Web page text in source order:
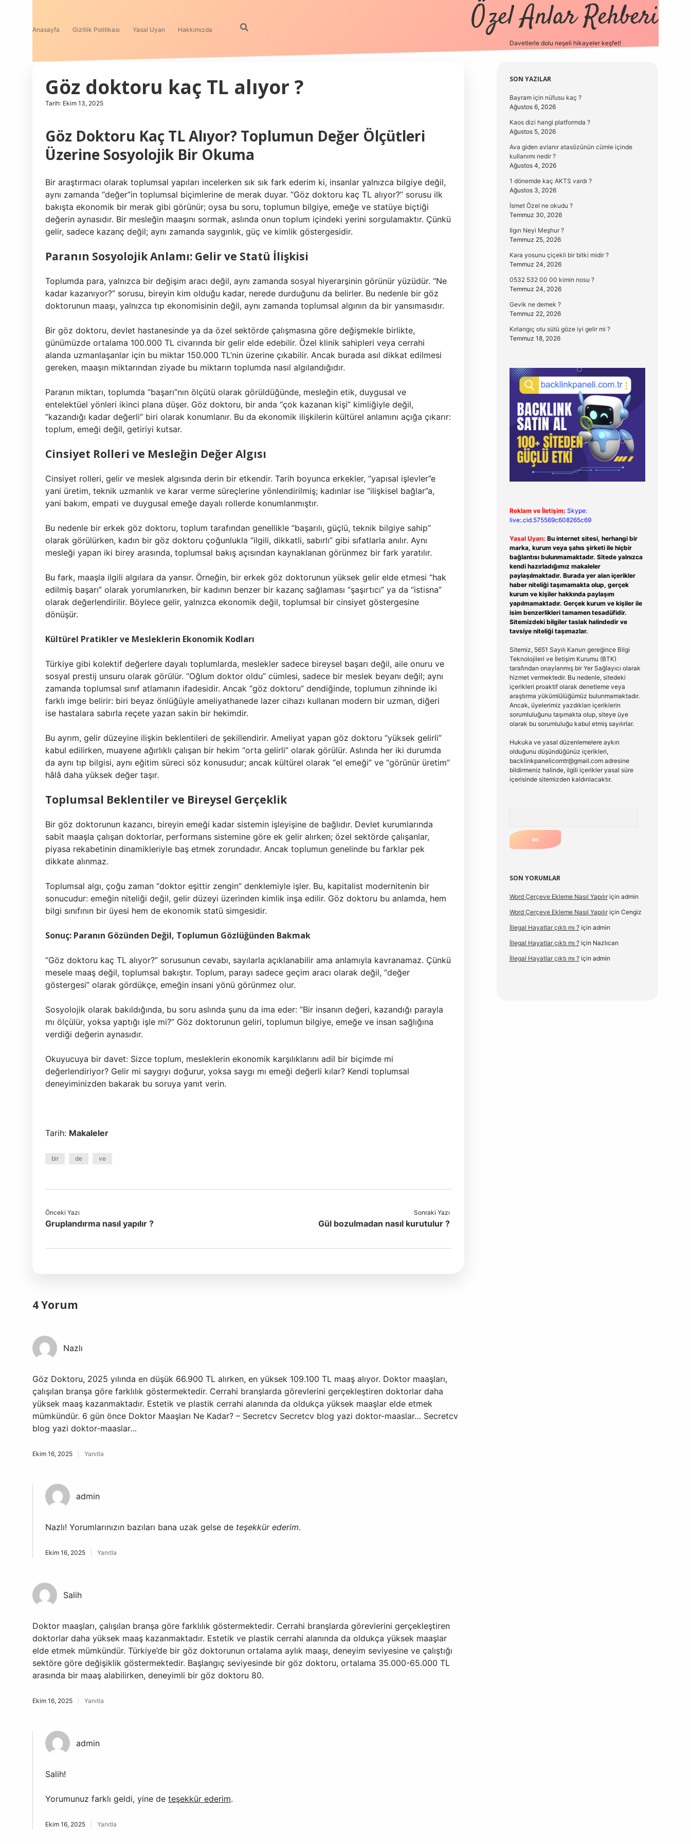
Anasayfa Gizlilik Politikası Yasal Uyarı Hakkımızda Özel Anlar Rehberi
Davetlerle dolu neşeli hikayeler keşfet!
Göz doktoru kaç TL alıyor ?
Tarih: Ekim 13, 2025
Göz Doktoru Kaç TL Alıyor? Toplumun Değer Ölçütleri
Üzerine Sosyolojik Bir Okuma
Bir araştırmacı olarak toplumsal yapıları incelerken sık sık fark ederim ki, insanlar yalnızca bilgiye değil,
aynı zamanda “değer”in toplumsal biçimlerine de merak duyar. “Göz doktoru kaç TL alıyor?” sorusu ilk
bakışta ekonomik bir merak gibi görünür; oysa bu soru, toplumun bilgiye, emeğe ve statüye biçtiği
değerin aynasıdır. Bir mesleğin maaşını sormak, aslında onun toplum içindeki yerini sorgulamaktır. Çünkü
gelir, sadece kazanç değil; aynı zamanda saygınlık, güç ve kimlik göstergesidir.
Paranın Sosyolojik Anlamı: Gelir ve Statü İlişkisi
Toplumda para, yalnızca bir değişim aracı değil, aynı zamanda sosyal hiyerarşinin görünür yüzüdür. “Ne
kadar kazanıyor?” sorusu, bireyin kim olduğu kadar, nerede durduğunu da belirler. Bu nedenle bir göz
doktorunun maaşı, yalnızca tıp ekonomisinin değil, aynı zamanda toplumsal algının da bir yansımasıdır.
Bir göz doktoru, devlet hastanesinde ya da özel sektörde çalışmasına göre değişmekle birlikte,
günümüzde ortalama 100.000 TL civarında bir gelir elde edebilir. Özel klinik sahipleri veya cerrahi
alanda uzmanlaşanlar için bu miktar 150.000 TL’nin üzerine çıkabilir. Ancak burada asıl dikkat edilmesi
gereken, maaşın miktarından ziyade bu miktarın toplumda nasıl algılandığıdır.
Paranın miktarı, toplumda “başarı”nın ölçütü olarak görüldüğünde, mesleğin etik, duygusal ve
entelektüel yönleri ikinci plana düşer. Göz doktoru, bir anda “çok kazanan kişi” kimliğiyle değil,
“kazandığı kadar değerli” biri olarak konumlanır. Bu da ekonomik ilişkilerin kültürel anlamını açığa çıkarır:
toplum, emeği değil, getiriyi kutsar.
Cinsiyet Rolleri ve Mesleğin Değer Algısı
Cinsiyet rolleri, gelir ve meslek algısında derin bir etkendir. Tarih boyunca erkekler, “yapısal işlevler”e
yani üretim, teknik uzmanlık ve karar verme süreçlerine yönlendirilmiş; kadınlar ise “ilişkisel bağlar”a,
yani bakım, empati ve duygusal emeğe dayalı rollerde konumlanmıştır.
Bu nedenle bir erkek göz doktoru, toplum tarafından genellikle “başarılı, güçlü, teknik bilgiye sahip”
olarak görülürken, kadın bir göz doktoru çoğunlukla “ilgili, dikkatli, sabırlı” gibi sıfatlarla anılır. Aynı
mesleği yapan iki birey arasında, toplumsal bakış açısından kaynaklanan görünmez bir fark yaratılır.
Bu fark, maaşla ilgili algılara da yansır. Örneğin, bir erkek göz doktorunun yüksek gelir elde etmesi “hak
edilmiş başarı” olarak yorumlanırken, bir kadının benzer bir kazanç sağlaması “şaşırtıcı” ya da “istisna”
olarak değerlendirilir. Böylece gelir, yalnızca ekonomik değil, toplumsal bir cinsiyet göstergesine
dönüşür.
Kültürel Pratikler ve Mesleklerin Ekonomik Kodları
Türkiye gibi kolektif değerlere dayalı toplumlarda, meslekler sadece bireysel başarı değil, aile onuru ve
sosyal prestij unsuru olarak görülür. “Oğlum doktor oldu” cümlesi, sadece bir meslek beyanı değil; aynı
zamanda toplumsal sınıf atlamanın ifadesidir. Ancak “göz doktoru” dendiğinde, toplumun zihninde iki
farklı imge belirir: biri beyaz önlüğüyle ameliyathanede lazer cihazı kullanan modern bir uzman, diğeri
ise hastalara sabırla reçete yazan sakin bir hekimdir.
Bu ayrım, gelir düzeyine ilişkin beklentileri de şekillendirir. Ameliyat yapan göz doktoru “yüksek gelirli”
kabul edilirken, muayene ağırlıklı çalışan bir hekim “orta gelirli” olarak görülür. Aslında her iki durumda
da aynı tıp bilgisi, aynı eğitim süreci söz konusudur; ancak kültürel olarak “el emeği” ve “görünür üretim”
hâlâ daha yüksek değer taşır.
Toplumsal Beklentiler ve Bireysel Gerçeklik
Bir göz doktorunun kazancı, bireyin emeği kadar sistemin işleyişine de bağlıdır. Devlet kurumlarında
sabit maaşla çalışan doktorlar, performans sistemine göre ek gelir alırken; özel sektörde çalışanlar,
piyasa rekabetinin dinamikleriyle baş etmek zorundadır. Ancak toplumun genelinde bu farklar pek
dikkate alınmaz.
Toplumsal algı, çoğu zaman “doktor eşittir zengin” denklemiyle işler. Bu, kapitalist modernitenin bir
sonucudur: emeğin niteliği değil, gelir düzeyi üzerinden kimlik inşa edilir. Göz doktoru bu anlamda, hem
bilgi sınıfının bir üyesi hem de ekonomik statü simgesidir.
Sonuç: Paranın Gözünden Değil, Toplumun Gözlüğünden Bakmak
“Göz doktoru kaç TL alıyor?” sorusunun cevabı, sayılarla açıklanabilir ama anlamıyla kavranamaz. Çünkü
mesele maaş değil, toplumsal bakıştır. Toplum, parayı sadece geçim aracı olarak değil, “değer
göstergesi” olarak gördükçe, emeğin insani yönü görünmez olur.
Sosyolojik olarak bakıldığında, bu soru aslında şunu da ima eder: “Bir insanın değeri, kazandığı parayla
mı ölçülür, yoksa yaptığı işle mi?” Göz doktorunun geliri, toplumun bilgiye, emeğe ve insan sağlığına
verdiği değerin aynasıdır.
Okuyucuya bir davet: Sizce toplum, mesleklerin ekonomik karşılıklarını adil bir biçimde mi
değerlendiriyor? Gelir mi saygıyı doğurur, yoksa saygı mı emeği değerli kılar? Kendi toplumsal
deneyiminizden bakarak bu soruya yanıt verin.
Tarih: Makaleler
bir de ve
Önceki Yazı
Gruplandırma nasıl yapılır ?
Sonraki Yazı
Gül bozulmadan nasıl kurutulur ?
4 Yorum
Nazlı
Göz Doktoru, 2025 yılında en düşük 66.900 TL alırken, en yüksek 109.100 TL maaş alıyor. Doktor maaşları,
çalışılan branşa göre farklılık göstermektedir. Cerrahi branşlarda görevlerini gerçekleştiren doktorlar daha
yüksek maaş kazanmaktadır. Estetik ve plastik cerrahi alanında da oldukça yüksek maaşlar elde etmek
mümkündür. 6 gün önce Doktor Maaşları Ne Kadar? – Secretcv Secretcv blog yazi doktor-maaslar… Secretcv
blog yazi doktor-maaslar…
Ekim 16, 2025 Yanıtla
admin
Nazlı! Yorumlarınızın bazıları bana uzak gelse de teşekkür ederim.
Ekim 16, 2025 Yanıtla
Salih
Doktor maaşları, çalışılan branşa göre farklılık göstermektedir. Cerrahi branşlarda görevlerini gerçekleştiren
doktorlar daha yüksek maaş kazanmaktadır. Estetik ve plastik cerrahi alanında da oldukça yüksek maaşlar
elde etmek mümkündür. Türkiye’de bir göz doktorunun ortalama aylık maaşı, deneyim seviyesine ve çalıştığı
sektöre göre değişiklik göstermektedir. Başlangıç seviyesinde bir göz doktoru, ortalama 35.000-65.000 TL
arasında bir maaş alabilirken, deneyimli bir göz doktoru 80.
Ekim 16, 2025 Yanıtla
admin
Salih!
Yorumunuz farklı geldi, yine de teşekkür ederim.
Ekim 16, 2025 Yanıtla
Sidebar
SON YAZILAR
Bayram için nüfusu kaç ?
Ağustos 6, 2026
Kaos dizi hangi platformda ?
Ağustos 5, 2026
Ava giden avlanır atasözünün cümle içinde
kullanımı nedir ?
Ağustos 4, 2026
1 dönemde kaç AKTS vardı ?
Ağustos 3, 2026
İsmet Özel ne okudu ?
Temmuz 30, 2026
Ilgın Neyi Meşhur ?
Temmuz 25, 2026
Kara yosunu çiçekli bir bitki midir ?
Temmuz 24, 2026
0532 532 00 00 kimin nosu ?
Temmuz 24, 2026
Gevik ne demek ?
Temmuz 22, 2026
Kırlangıç otu sütü göze iyi gelir mi ?
Temmuz 18, 2026
Reklam ve İletişim: Skype:
live:.cid.575569c608265c69
Yasal Uyarı: Bu internet sitesi, herhangi bir
marka, kurum veya şahıs şirketi ile hiçbir
bağlantısı bulunmamaktadır. Sitede yalnızca
kendi hazırladığımız makaleler
paylaşılmaktadır. Burada yer alan içerikler
haber niteliği taşımamakta olup, gerçek
kurum ve kişiler hakkında paylaşım
yapılmamaktadır. Gerçek kurum ve kişiler ile
isim benzerlikleri tamamen tesadüfidir.
Sitemizdeki bilgiler taslak halindedir ve
tavsiye niteliği taşımazlar.
Sitemiz, 5651 Sayılı Kanun gereğince Bilgi
Teknolojileri ve İletişim Kurumu (BTK)
tarafından onaylanmış bir Yer Sağlayıcı olarak
hizmet vermektedir. Bu nedenle, sitedeki
içerikleri proaktif olarak denetleme veya
araştırma yükümlülüğümüz bulunmamaktadır.
Ancak, üyelerimiz yazdıkları içeriklerin
sorumluluğunu taşımakta olup, siteye üye
olarak bu sorumluluğu kabul etmiş sayılırlar.
Hukuka ve yasal düzenlemelere aykırı
olduğunu düşündüğünüz içerikleri,
backlinkpanelicomtr@gmail.comadresine
bildirmeniz halinde, ilgili içerikler yasal süre
içerisinde sitemizden kaldırılacaktır.
SON YORUMLAR
Word Çerçeve Ekleme Nasıl Yapılıriçin admin
Word Çerçeve Ekleme Nasıl Yapılıriçin Cengiz
İllegal Hayatlar çıktı mı ?için admin
İllegal Hayatlar çıktı mı ?için Nazlıcan
İllegal Hayatlar çıktı mı ?için admin